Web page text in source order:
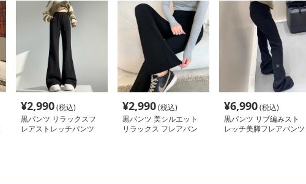
¥2,990(税込)
黒パンツ リラックスフ
レアストレッチパンツ
¥2,990(税込)
黒パンツ 美シルエット
リラックス フレアパン
¥6,990(税込)
黒パンツ リブ編みスト
レッチ美脚フレアパンツ